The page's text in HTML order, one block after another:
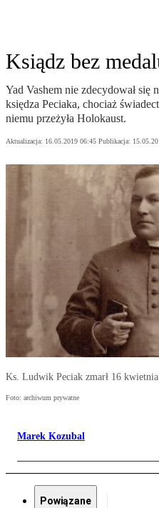
Ksiądz bez
Yad Vashem nie zdecydował się
księdza Peciaka, chociaż
niemu przeżyła Holokaust.
Aktualizacja: 16.05.2019 06:45 Publikacja:
Ks. Ludwik Peciak zmarł 16
Foto: archiwum prywatne
Marek Kozubal
Powiązane